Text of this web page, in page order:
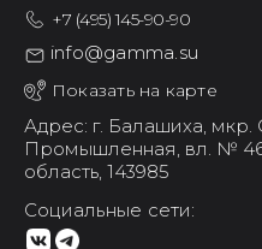
+7 (495) 145-90-90
info@gamma.su
Показать на карте
Адрес: г. Балашиха, мкр.
Промышленная, вл. №
область, 143985
Социальные сети: